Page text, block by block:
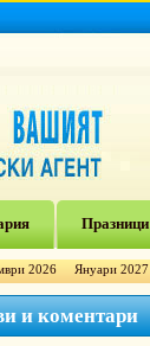
Празници
2026 Януари 2027
и коментари